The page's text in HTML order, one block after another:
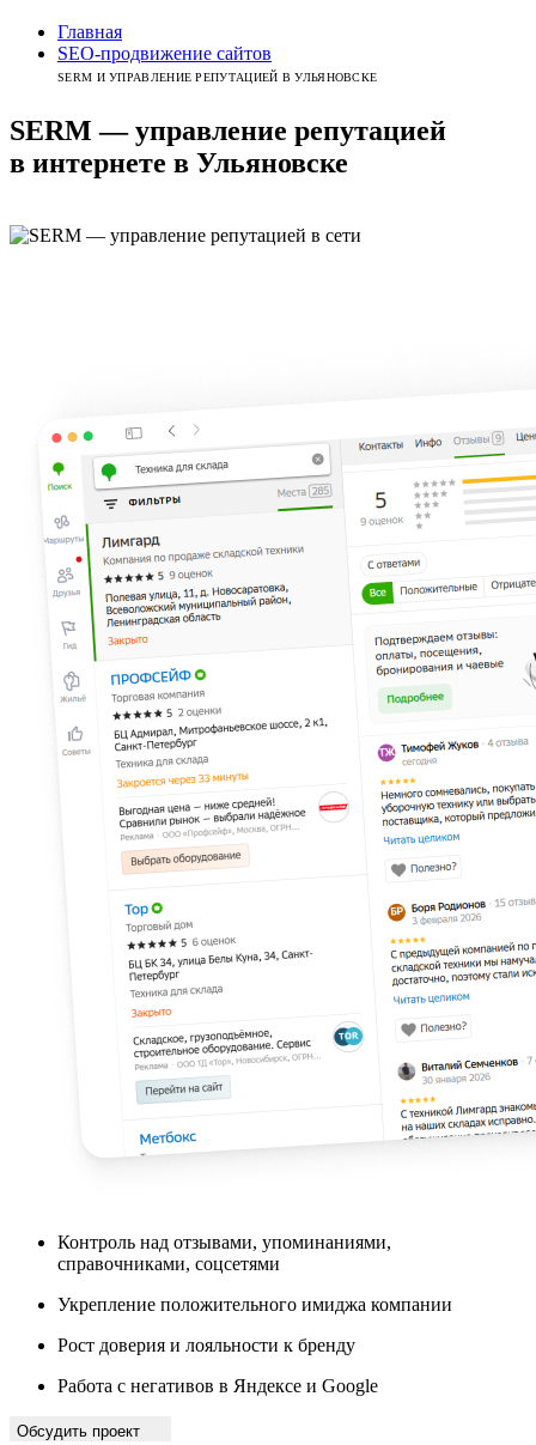
Главная
SEO-продвижение сайтов
SERM И УПРАВЛЕНИЕ РЕПУТАЦИЕЙ В УЛЬЯНОВСКЕ
SERM — управление репутацией
в интернете в Ульяновске
Контроль над отзывами, упоминаниями,
справочниками, соцсетями
Укрепление положительного имиджа компании
Рост доверия и лояльности к бренду
Работа с негативов в Яндексе и Google
Обсудить проект